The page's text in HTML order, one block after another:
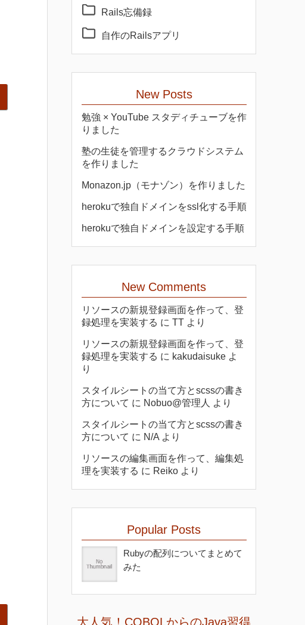
Rails忘備録
自作のRailsアプリ
New Posts
勉強 × YouTube スタディチューブを作
りました
塾の生徒を管理するクラウドシステム
を作りました
Monazon.jp（モナゾン）を作りました
herokuで独自ドメインをssl化する手順
herokuで独自ドメインを設定する手順
New Comments
リソースの新規登録画面を作って、登
録処理を実装する に TTより
リソースの新規登録画面を作って、登
録処理を実装する に kakudaisukeよ
り
スタイルシートの当て方とscssの書き
方について に Nobuo@管理人
より
スタイルシートの当て方とscssの書き
方について に N/Aより
リソースの編集画面を作って、編集処
理を実装する に Reikoより
Popular Posts
Rubyの配列についてまとめて
みた
大人気！COBOLからのJava習得